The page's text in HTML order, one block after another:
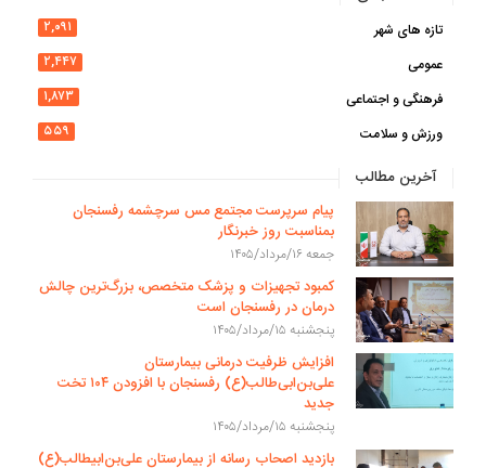
تازه های شهر
۲,۰۹۱
عمومی
۲,۴۴۷
فرهنگی و اجتماعی
۱,۸۷۳
ورزش و سلامت
۵۵۹
آخرین مطالب
پیام سرپرست مجتمع مس سرچشمه رفسنجان
بمناسبت روز خبرنگار
جمعه ۱۶/مرداد/۱۴۰۵
کمبود تجهیزات و پزشک متخصص، بزرگ‌ترین چالش
درمان در رفسنجان است
پنجشنبه ۱۵/مرداد/۱۴۰۵
افزایش ظرفیت درمانی بیمارستان
علی‌بن‌ابی‌طالب(ع) رفسنجان با افزودن ۱۰۴ تخت
جدید
پنجشنبه ۱۵/مرداد/۱۴۰۵
بازدید اصحاب رسانه از بیمارستان علی‌بن‌ابیطالب(ع)